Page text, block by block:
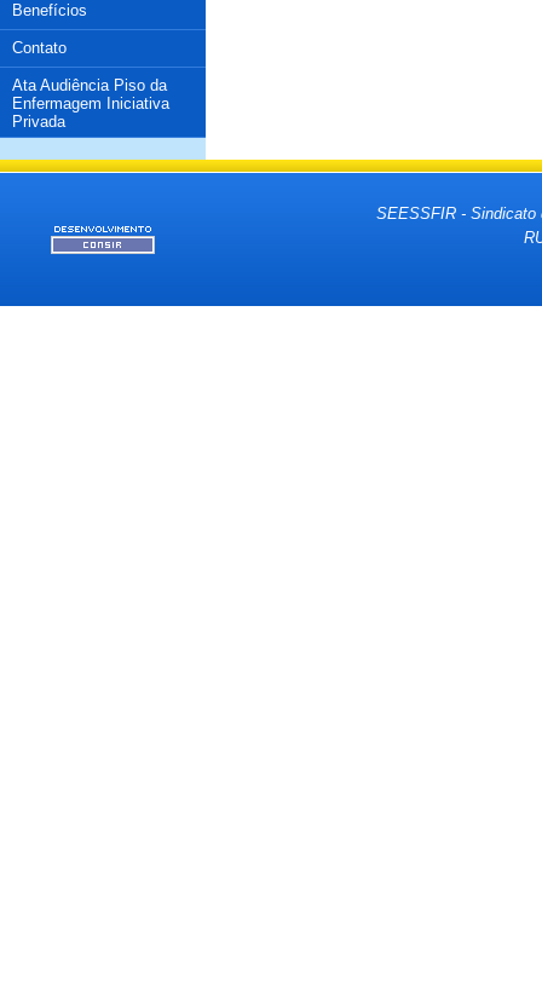
Benefícios
Contato
Ata Audiência Piso da
Enfermagem Iniciativa
Privada
SEESSFIR - Sindicato